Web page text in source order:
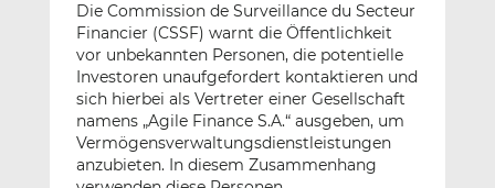
l
e
n
l
e
n
Die Commission de Surveillance du Secteur
Financier (CSSF) warnt die Öffentlichkeit
vor unbekannten Personen, die potentielle
Investoren unaufgefordert kontaktieren und
sich hierbei als Vertreter einer Gesellschaft
namens „Agile Finance S.A.“ ausgeben, um
Vermögensverwaltungsdienstleistungen
anzubieten. In diesem Zusammenhang